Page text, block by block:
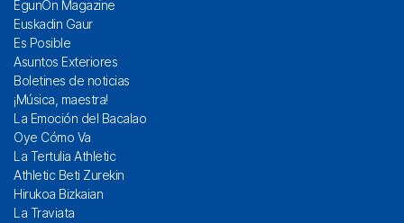
EgunOn Magazine
Euskadin Gaur
Es Posible
Asuntos Exteriores
Boletines de noticias
¡Música, maestra!
La Emoción del Bacalao
Oye Cómo Va
La Tertulia Athletic
Athletic Beti Zurekin
Hirukoa Bizkaian
La Traviata